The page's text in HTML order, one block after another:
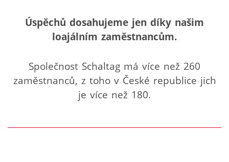
Úspěchů dosahujeme jen díky našim
loajálním zaměstnancům.
Společnost Schaltag má více než 260
zaměstnanců, z toho v České republice jich
je více než 180.